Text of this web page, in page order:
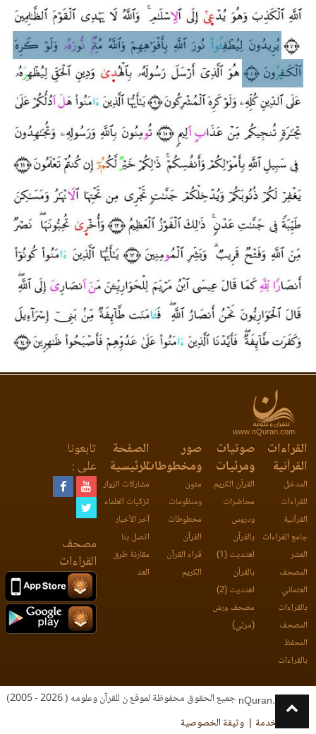
www.nQuran.com
القراءات
القرآنية
المدخل
للقراءات
القرآنية
جامع القراءات
العشر
المصحف
العثماني
بالقراءات
المصحف
المحفظ
بالقراءات
صوتيات
ومرئيات
القرآن الكريم
محاضرات
ودروس
بالقرآن
اهتديت (1)
بالقرآن
اهتديت (2)
مصحف ورش
(مرئي)
صور
ومخطوطات
متون
ومنظومات
مخطوطات
القرآن
قراء القرآن
الكريم
الصفحة
الرئيسية
مشاركات الزوار
تزكيات العلماء
آخر الأخبار
اتصل بنا
مقارنة طرق
العد
تابعونا
على :
مصحف
القراءات
جميع الحقوق محفوظة لموقع ن للقرآن وعلومه ( 2026 - 2005)
nQuran.com
اتفاقية الخدمة
وثيقة الخصوصية